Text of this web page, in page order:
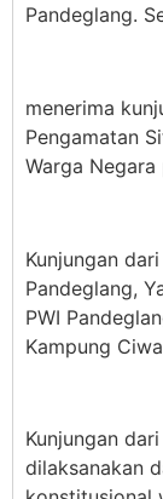
Pandeglang.
menerima
Pengamatan
Warga
Kunjungan
Pandeglang,
PWI
Kampung
Kunjungan
dilaksanakan